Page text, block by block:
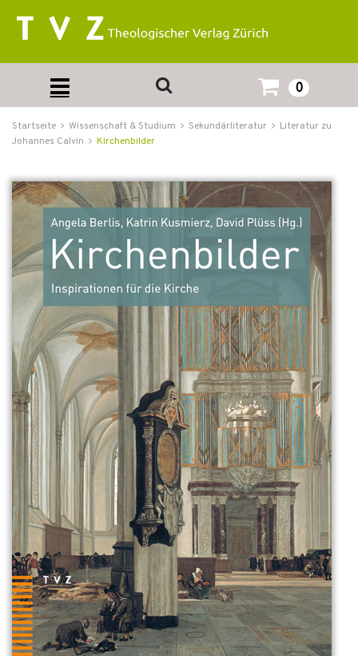
0
Startseite Wissenschaft & Studium Sekundärliteratur
Literatur zu
Johannes Calvin
Kirchenbilder